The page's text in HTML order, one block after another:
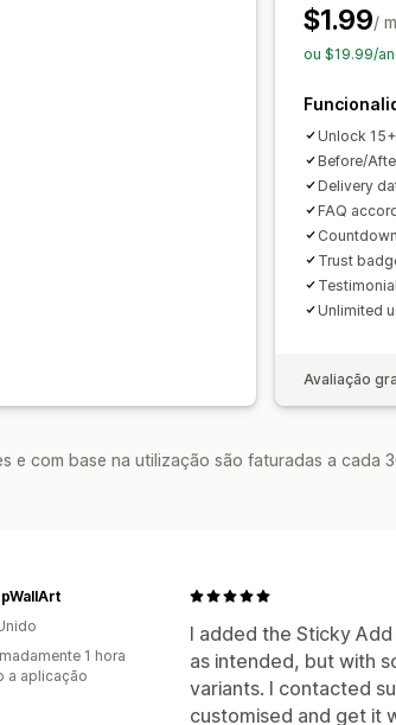
$1.99/
ou $19.99/
Unlock
Before/
Delivery
FAQ
Trust
Unlimited
Avaliação
e com base na utilização são faturadas a cada
I added the Sticky
as intended, but with
variants. I contacted
customised and get it
1 hora
a aplicação